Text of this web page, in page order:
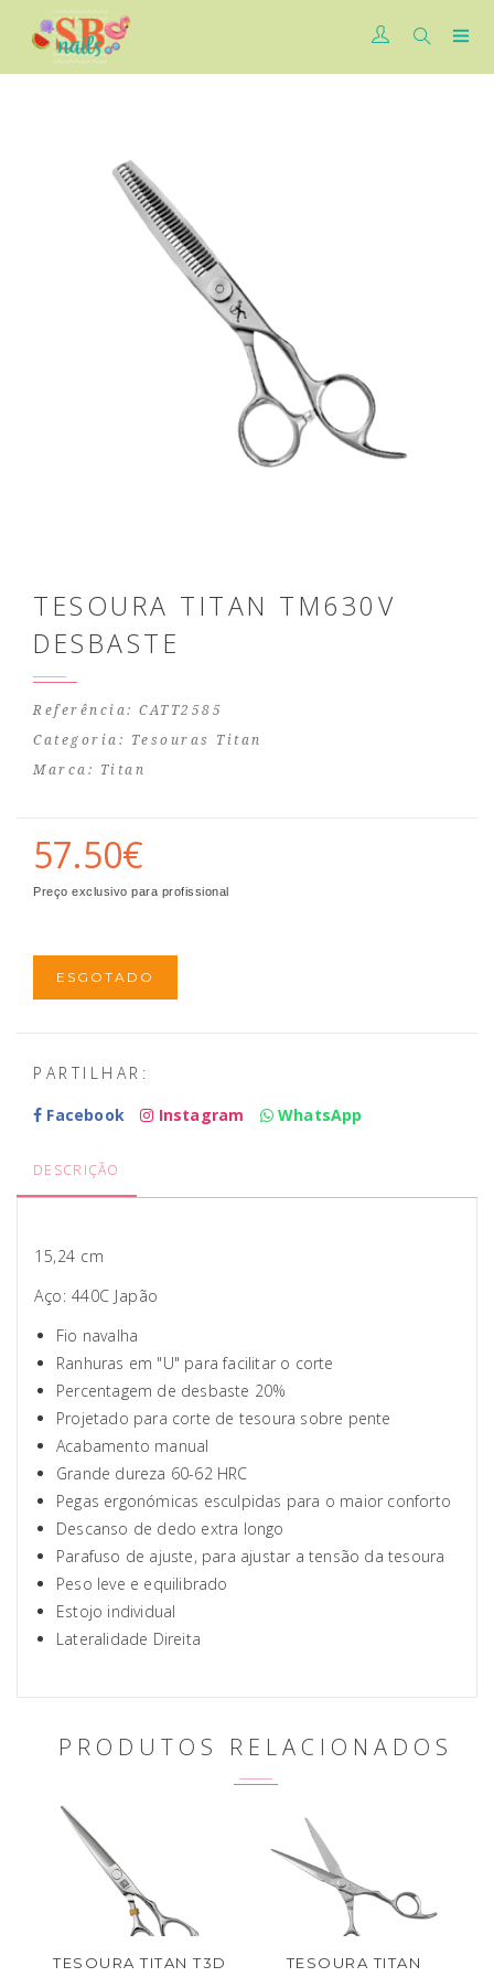
TESOURA TITAN TM630V
DESBASTE
Referência: CATT2585
Categoria:
Tesouras Titan
Marca:
Titan
57.50€
Preço exclusivo para profissional
ESGOTADO
PARTILHAR:
Facebook
Instagram WhatsApp
DESCRIÇÃO
15,24 cm
Aço: 440C Japão
Fio navalha
Ranhuras em "U" para facilitar o corte
Percentagem de desbaste 20%
Projetado para corte de tesoura sobre pente
Acabamento manual
Grande dureza 60-62 HRC
Pegas ergonómicas esculpidas para o maior conforto
Descanso de dedo extra longo
Parafuso de ajuste, para ajustar a tensão da tesoura
Peso leve e equilibrado
Estojo individual
Lateralidade Direita
PRODUTOS RELACIONADOS
TESOURA TITAN T3D
TESOURA TITAN